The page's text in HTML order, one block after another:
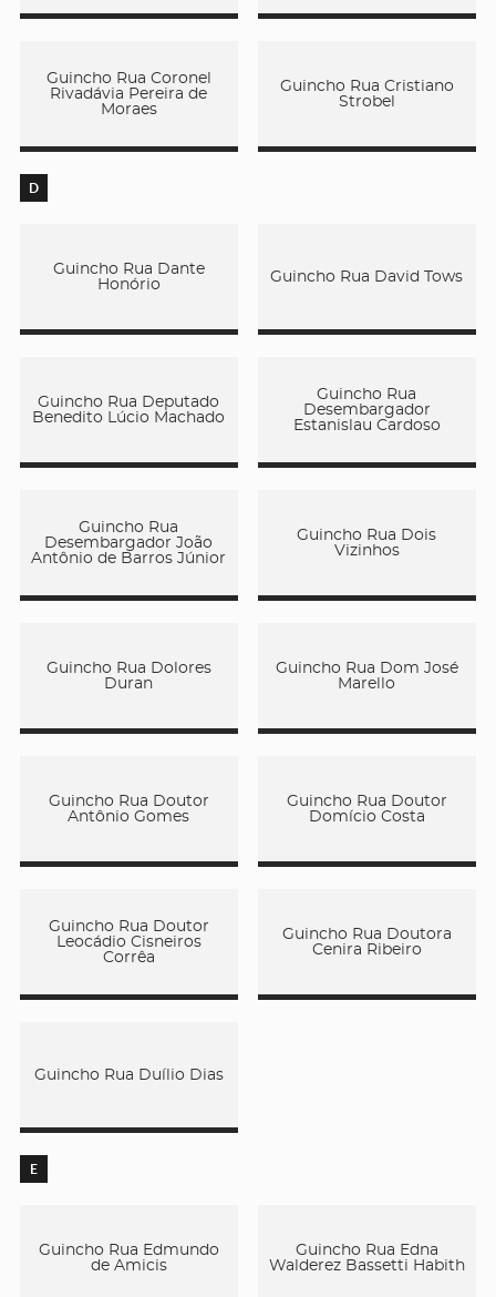
Guincho Rua Coronel
Rivadávia Pereira de
Moraes
Guincho Rua Cristiano
Strobel
D
Guincho Rua Dante
Honório
Guincho Rua David Tows
Guincho Rua Deputado
Benedito Lúcio Machado
Guincho Rua
Desembargador
Estanislau Cardoso
Guincho Rua
Desembargador João
Antônio de Barros Júnior
Guincho Rua Dois
Vizinhos
Guincho Rua Dolores
Duran
Guincho Rua Dom José
Marello
Guincho Rua Doutor
Antônio Gomes
Guincho Rua Doutor
Domício Costa
Guincho Rua Doutor
Leocádio Cisneiros
Corrêa
Guincho Rua Doutora
Cenira Ribeiro
Guincho Rua Duílio Dias
E
Guincho Rua Edmundo
de Amicis
Guincho Rua Edna
Walderez Bassetti Habith